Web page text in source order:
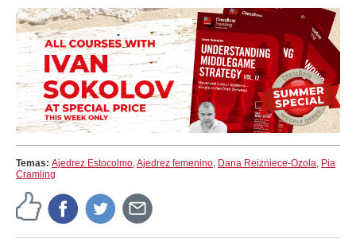
Temas: Ajedrez Estocolmo,Ajedrez femenino, Dana Reizniece-Ozola, Pia
Cramling